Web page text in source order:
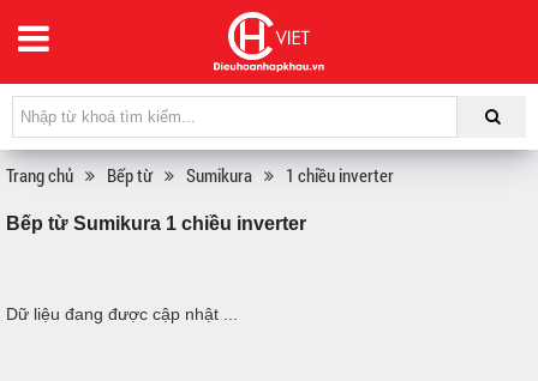
Trang chủ Bếp từ Sumikura 1 chiều inverter
Bếp từ Sumikura 1 chiều inverter
Dữ liệu đang được cập nhật ...